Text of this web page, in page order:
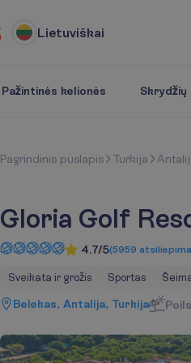
Lietuviškai
Pažintinės kelionės Skrydžių
Pagrindinis puslapis Turkija
Gloria Golf
4.7/5(5959
Sveikata ir grožis Sportas
Belekas, Antalija, Turkija